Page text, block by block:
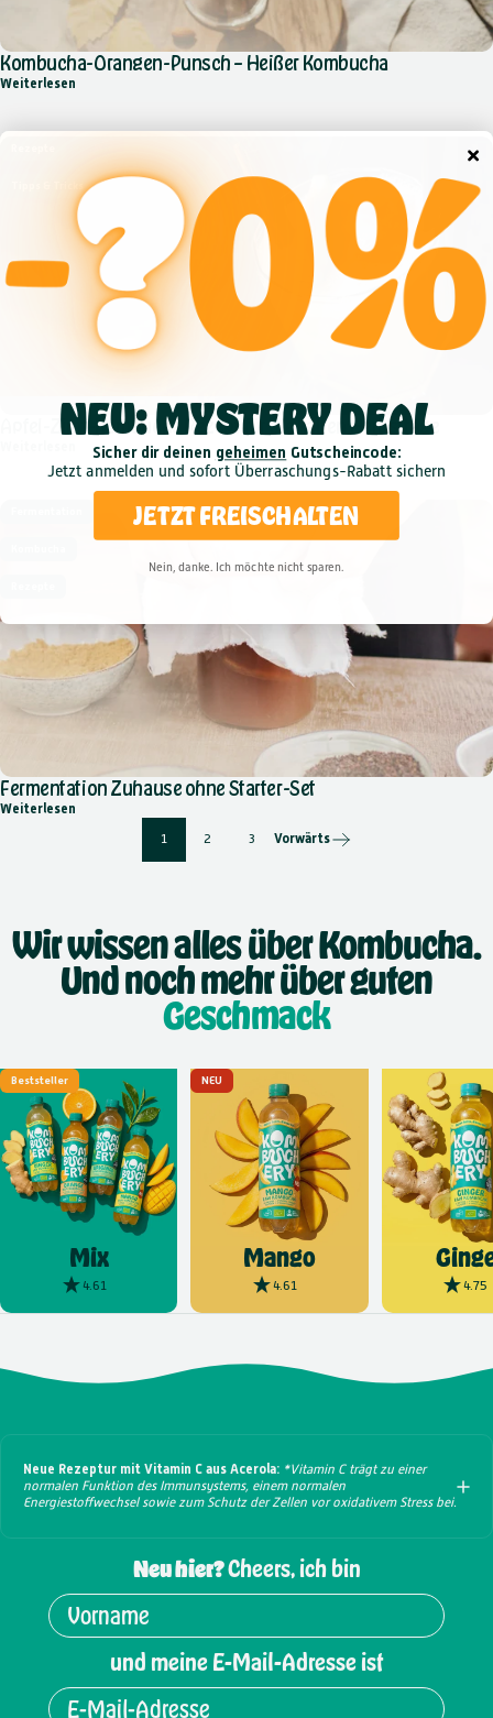
Kombucha-Orangen-Punsch – Heißer Kombucha
Weiterlesen
Tipps & Tricks
Apfel-Zimt-Kombucha Rezept für die kalten Herbsttage
über Apfel-Zimt-Kombucha Rezept für die kalten Herbsttage
Fermentation Zuhause ohne Starter-Set
Weiterlesen
1 2 3 Vorwärts
Wir wissen alles über Kombucha.
Und noch mehr über guten
Geschmack
Beststeller
Mix
4.61
NEU
Mango
4.61 4.75
Neue Rezeptur mit Vitamin C aus Acerola: *Vitamin C trägt zu einer
normalen Funktion des Immunsystems, einem normalen
Energiestoffwechsel sowie zum Schutz der Zellen vor oxidativem Stress bei.
Neu hier?Cheers, ich bin
und meine E-Mail-Adresse ist
NEU: MYSTERY DEAL
Sicher dir deinen geheimen Gutscheincode:
Jetzt anmelden und sofort Überraschungs-Rabatt sichern
JETZT FREISCHALTEN
Nein, danke. Ich möchte nicht sparen.